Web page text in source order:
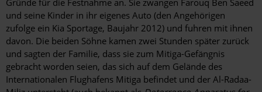
und seine Kinder in ihr eigenes Auto (den Angehörigen
zufolge ein Kia Sportage, Baujahr 2012) und fuhren mit ihnen
davon. Die beiden Söhne kamen zwei Stunden später zurück
und sagten der Familie, dass sie zum Mitiga-Gefängnis
gebracht worden seien, das sich auf dem Gelände des
Internationalen Flughafens Mitiga befindet und der Al-Radaa-